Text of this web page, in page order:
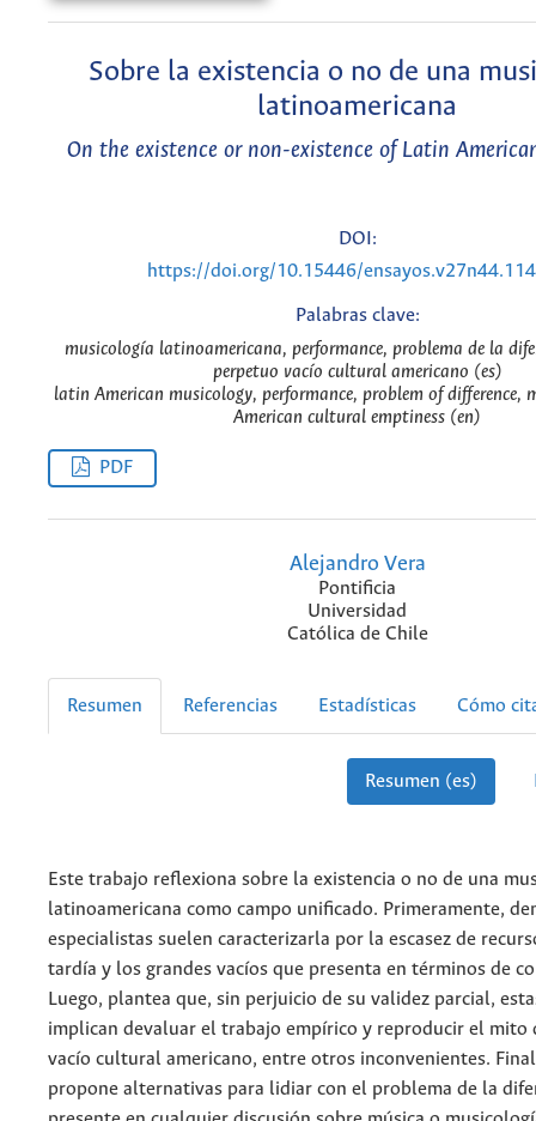
Sobre la existencia o no de una
latinoamericana
On the existence or non-existence of Latin
DOI:
https://doi.org/10.15446/
Palabras clave:
musicología latinoamericana, performance, problema de la
perpetuo vacío cultural americano (es)
latin American musicology, performance, problem of difference,
American cultural emptiness (en)
PDF
Alejandro Vera
Pontificia
Universidad
Católica de Chile
Resumen Referencias Estadísticas Cómo
Resumen (es)
Este trabajo reflexiona sobre la existencia o no de una
latinoamericana como campo unificado. Primeramente,
especialistas suelen caracterizarla por la escasez de
tardía y los grandes vacíos que presenta en términos de
Luego, plantea que, sin perjuicio de su validez parcial,
implican devaluar el trabajo empírico y reproducir el mito
vacío cultural americano, entre otros inconvenientes.
propone alternativas para lidiar con el problema de la